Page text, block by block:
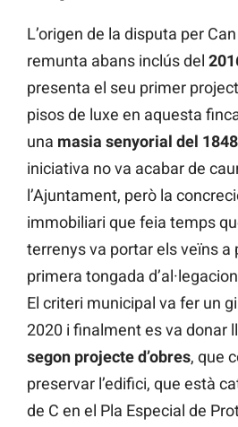
L’origen de la disputa per
remunta abans inclús del
presenta el seu primer
pisos de luxe en aquesta
una masia senyorial del 1848
iniciativa no va acabar de
l’Ajuntament, però la
immobiliari que feia temps
terrenys va portar els veïns a
primera tongada
El criteri municipal va fer un
2020 i finalment es va donar
segon projecte d’obres, que
preservar l’edifici, que està
de C en el Pla Especial de